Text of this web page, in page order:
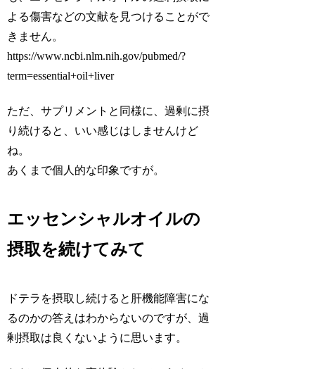
よる傷害などの文献を見つけることがで
きません。
https://www.ncbi.nlm.nih.gov/pubmed/?
term=essential+oil+liver
ただ、サプリメントと同様に、過剰に摂
り続けると、いい感じはしませんけど
ね。
あくまで個人的な印象ですが。
エッセンシャルオイルの
摂取を続けてみて
ドテラを摂取し続けると肝機能障害にな
るのかの答えはわからないのですが、過
剰摂取は良くないように思います。